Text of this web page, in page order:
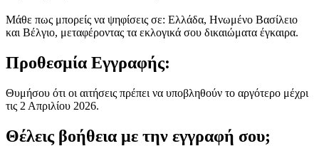
Μάθε πως μπορείς να ψηφίσεις σε: Ελλάδα, Ηνωμένο Βασίλειο
και Βέλγιο, μεταφέροντας τα εκλογικά σου δικαιώματα έγκαιρα.
Προθεσμία Εγγραφής:
Θυμήσου ότι οι αιτήσεις πρέπει να υποβληθούν το αργότερο μέχρι
τις 2 Απριλίου 2026.
Θέλεις βοήθεια με την εγγραφή σου;